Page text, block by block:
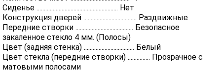
Сиденье ....................................................... Нет
Конструкция дверей .................................... Раздвижные
Передние створки ....................................... Безопасное
закаленное стекло 4 мм. (Полосы)
Цвет (задняя стенка) .................................. Белый
Цвет стекла (передние створки) ............... Прозрачное с
матовыми полосами